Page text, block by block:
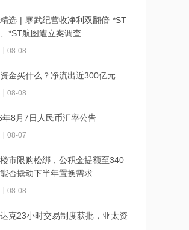
技举行科创板IPO网上路演，发
元/股
局：对境外保险收益征税并非新
选 | 寒武纪营收净利双翻倍 *ST
*ST航图遭立案调查
08-08
金买什么？净流出近300亿元
08-08
年8月7日人民币汇率公告
08-07
市限购松绑，公积金提额至340
否撬动下半年置换需求
08-08
克23小时交易制度获批，亚太资